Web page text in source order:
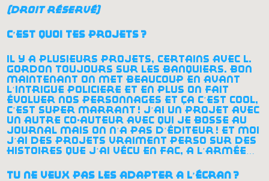
(droit réservé)
c’est quoi tes projets ?
il y a plusieurs projets, certains avec l.
gordon toujours sur les banquiers. bon
maintenant on met beaucoup en avant
l’intrigue policière et en plus on fait
évoluer nos personnages et ça c’est cool,
c’est super marrant ! j’ai un projet avec
un autre co-auteur avec qui je bosse au
journal mais on n’a pas d’éditeur ! et moi
j’ai des projets vraiment perso sur des
histoires que j’ai vécu en fac, à l’armée…
tu ne veux pas les adapter à l’écran ?